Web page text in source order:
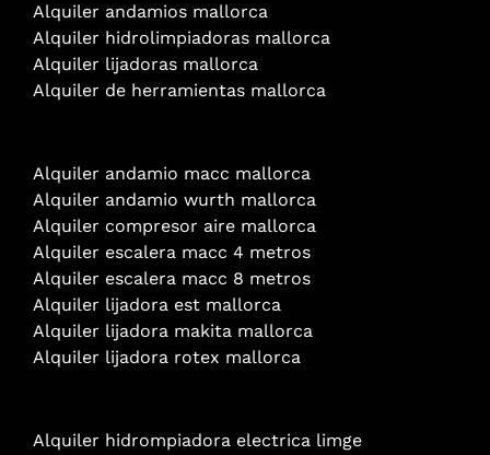
Alquiler andamios mallorca
Alquiler hidrolimpiadoras mallorca
Alquiler lijadoras mallorca
Alquiler de herramientas mallorca
Alquiler andamio macc mallorca
Alquiler andamio wurth mallorca
Alquiler compresor aire mallorca
Alquiler escalera macc 4 metros
Alquiler escalera macc 8 metros
Alquiler lijadora est mallorca
Alquiler lijadora makita mallorca
Alquiler lijadora rotex mallorca
Alquiler hidrompiadora electrica limge